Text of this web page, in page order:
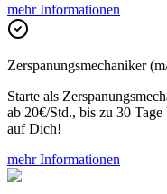
mehr Informationen
Zerspanungsmechaniker
Starte als
ab 20€/Std., bis zu 30
auf Dich!
mehr Informationen